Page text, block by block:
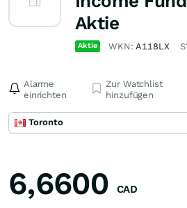
Aktie
Aktie WKN:A118LX
Alarme
einrichten
Zur Watchlist
hinzufügen
Toronto
6,6600 CAD